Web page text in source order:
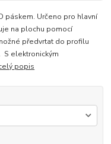
páskem. Určeno pro hlavní
na plochu pomocí
předvrtat do profilu
S elektronickým
popis